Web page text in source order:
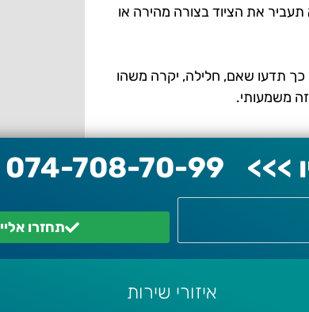
את הציוד בצורה מהירה או
כך תדעו שאם, חלילה, יקרה משהו
משמעותי.
>>>
074-708-70-99
תחזרו אליי
איזורי שירות